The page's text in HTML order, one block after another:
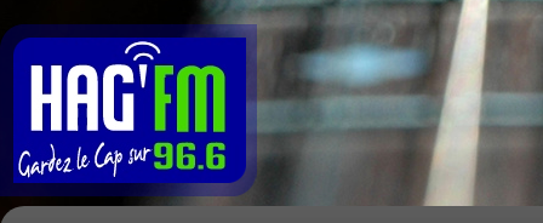
Panneau de gestion des cookies